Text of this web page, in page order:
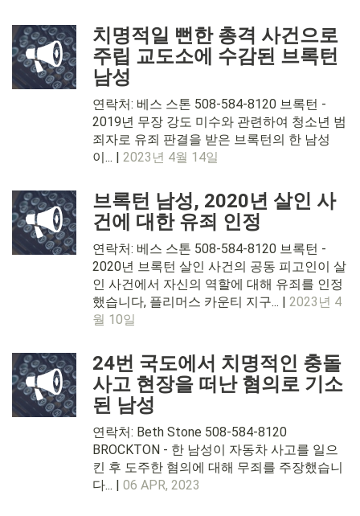
치명적일 뻔한 총격 사건으로
주립 교도소에 수감된 브록턴
남성
연락처: 베스 스톤 508-584-8120 브록턴 -
2019년 무장 강도 미수와 관련하여 청소년 범
죄자로 유죄 판결을 받은 브록턴의 한 남성
이... | 2023년 4월 14일
브록턴 남성, 2020년 살인 사
건에 대한 유죄 인정
연락처: 베스 스톤 508-584-8120 브록턴 -
2020년 브록턴 살인 사건의 공동 피고인이 살
인 사건에서 자신의 역할에 대해 유죄를 인정
했습니다, 플리머스 카운티 지구... | 2023년 4
월 10일
24번 국도에서 치명적인 충돌
사고 현장을 떠난 혐의로 기소
된 남성
연락처: Beth Stone 508-584-8120
BROCKTON - 한 남성이 자동차 사고를 일으
킨 후 도주한 혐의에 대해 무죄를 주장했습니
다... | 06 APR, 2023